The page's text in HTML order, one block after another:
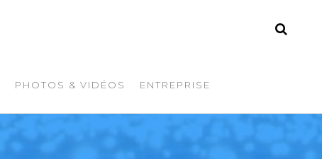
PHOTOS & VIDÉOS ENTREPRISE